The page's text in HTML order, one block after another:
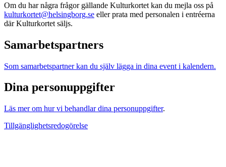
Om du har några frågor gällande Kulturkortet kan du mejla oss på
kulturkortet@helsingborg.se eller prata med personalen i entréerna
där Kulturkortet säljs.
Samarbetspartners
Som samarbetspartner kan du själv lägga in dina event i kalendern.
Dina personuppgifter
Läs mer om hur vi behandlar dina personuppgifter.
Tillgänglighetsredogörelse